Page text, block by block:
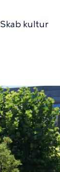
Skab kultur